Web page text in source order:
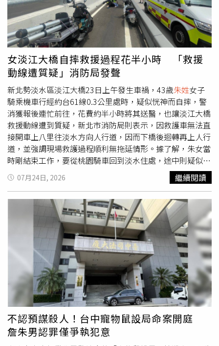
個人都是MAX、皮鴉，好的設計，就是要確保有人出錯時，
代價不是死亡、也不會讓整條道路陷入癱瘓。」Cheap也提
醒，淡水河口每逢冬季東北季風盛行，橋面風勢將更加強
勁，屆時對機車騎士而言才是真正的考驗，道路安全問題仍
值得持續關注。貼文曝光後，引發不少網友熱議，「如果嚴
重一點 30分鐘可能人都走了…這個問題真的要重視」、
「救護車：我想救。道路：不好意思，請繞到人走的那
條」、「我已經想好冬天解決方案了！答案就是：禁行機
車」、「交通部表示：我又沒逼妳走這條路。」、「醫護人
員又被迫要練跨欄了」。
女淡江大橋自摔救援過程花半小時 「救援
動線遭質疑」消防局發聲
新北勢淡水區淡江大橋23日上午發生車禍，43歲朱姓女子
騎乘機車行經約台61線0.3公里處時，疑似恍神而自摔，警
消獲報後連忙前往，花費約半小時將其送醫，也讓淡江大橋
救援動線遭到質疑，新北市消防局則表示，因救護車無法直
接開車上八里往淡水方向人行道，因而下橋後迴轉再上人行
道，並強調現場救護過程順利無拖延情形。據了解，朱女當
時剛結束工作，要從桃園騎車回到淡水住處，途中則疑似恍
神自摔，機車重壓在他身上導致動彈不得，淡水警方則花5
分鐘內趕抵現場，將機車抬離後並清出通行空間，所幸未造
成嚴重回堵，救護車到達後則將朱女送醫，救援過程花費約
半小時。立法委員洪孟楷則認為此事故凸顯緊急救援動線有
顯著問題，並表示他在通車前就曾提醒，機車道空間有限，
加上約70公分高的護欄，恐增加傷患搬運難度，要求增設定
點緊急開口以利排除狀況，質疑「當初交通部承諾的處置在
哪？」呼籲交通部陳世凱再到現場實際檢視救援動線、護欄
開口及應變流程。新北市消防局則表示，本案報案時間為23
日10時45分，救護車到達時間10:58分，路程時間約13分，
因該時段鄰近分隊91車均已出勤，故由次順位龍源91車前
往救護，路程時間在合理範圍內。消防局強調，龍源91車因
路程方向須由八里端上淡江大橋，因該側91車無法直接開車
上八里往淡水方向人行道，故依本局救護搶救路線規劃，龍
源91車下橋後迴轉再上人行道，以利搬運患者上91車，爭
07月24日, 2026 繼續閱讀
不認預謀殺人！台中寵物鼠設局命案開庭
詹朱男認罪僅爭執犯意